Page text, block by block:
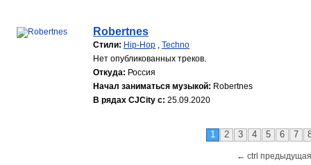
Robertnes
Стили: Hip-Hop , Techno
Нет опубликованных треков.
Откуда: Россия
Начал заниматься музыкой: Robertnes
В рядах CJCity с: 25.09.2020
1 2 3 4 5 6 7
← ctrl